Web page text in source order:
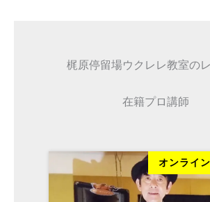
梶原停留場ウクレレ教室の
在籍プロ講師
オンライ